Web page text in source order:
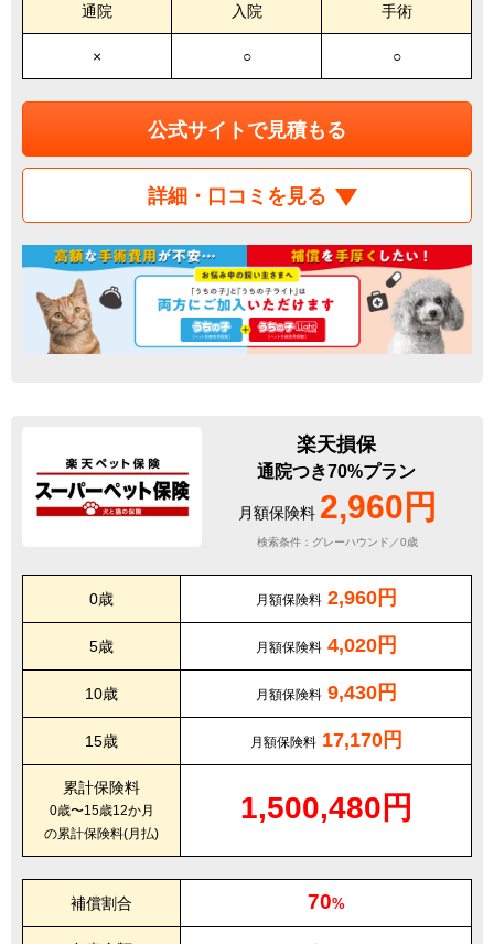
通院 入院 手術
× ○ ○
公式サイトで見積もる
詳細・口コミを見る
楽天損保
通院つき70%プラン
月額保険料 2,960円
検索条件：グレーハウンド／0歳
0歳 月額保険料 2,960円
5歳 月額保険料 4,020円
10歳 月額保険料 9,430円
15歳 月額保険料 17,170円
累計保険料
0歳〜15歳12か月
の累計保険料(月払)
1,500,480円
補償割合 70%